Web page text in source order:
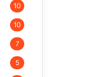
10
10
7
5